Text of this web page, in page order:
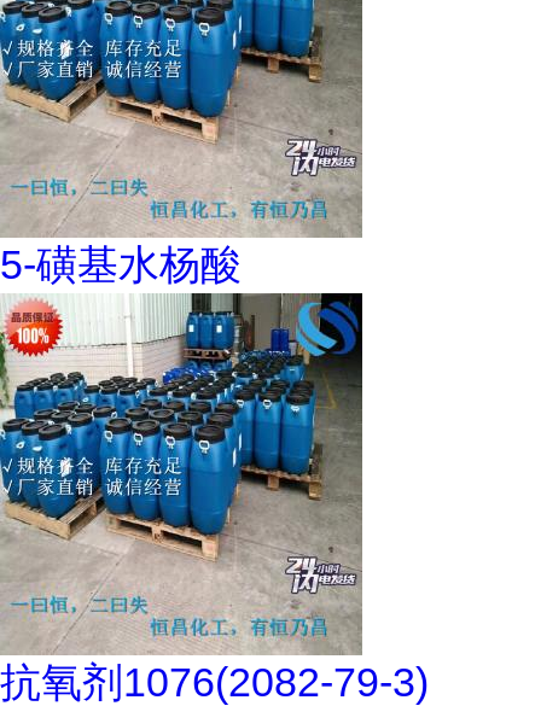
5-磺基水杨酸
抗氧剂1076(2082-79-3)